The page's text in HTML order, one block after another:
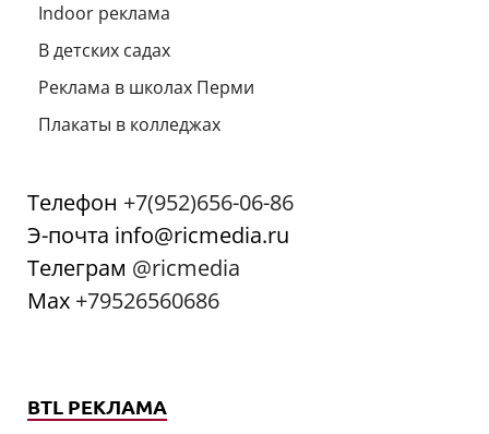
Indoor реклама
В детских садах
Реклама в школах Перми
Плакаты в колледжах
Телефон +7(952)656-06-86
Э-почта info@ricmedia.ru
Телеграм @ricmedia
Мах +79526560686
BTL РЕКЛАМА